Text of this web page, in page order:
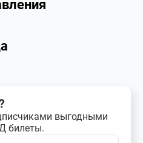
выгодными
билеты.